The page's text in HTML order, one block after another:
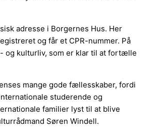
adresse i Borgernes Hus. Her
og får et CPR-nummer. På
og kulturliv, som er klar til at fortælle
mange gode fællesskaber, fordi
studerende og
familier lyst til at blive
Søren Windell.